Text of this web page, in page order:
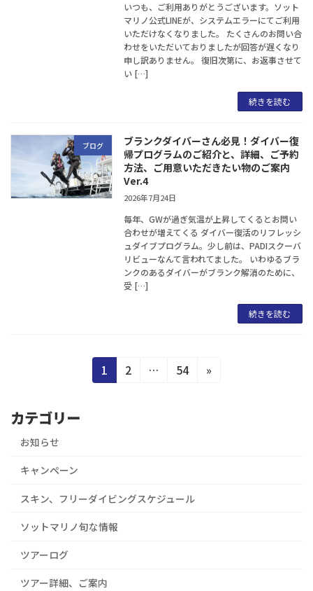
いつも、ご利用ありがとうございます。ソット
マリノ公式LINEが、システムエラーにてご利用
いただけなくなりました。 たくさんのお問い合
わせをいただいておりましたが回答が遅くなり
申し訳ありません。 復旧次第に、お返事させて
い […]
続きを読む
ブログ
ブランクダイバーさん必見！ダイバー復
帰プログラムのご紹介と、詳細、ご予約
方法、ご用意いただきたい物のご案内
Ver.4
2026年7月24日
毎年、GWが過ぎ気温が上昇してくるとお問い
合わせが増えてくる ダイバー復活のリフレッシ
ュダイブプログラム。少し前は、PADIスクーバ
リビューなんて言われてました。 いわゆるブラ
ンクのあるダイバーがブランク解消のために、
受 […]
続きを読む
の
ペ
ー
ジ
送
り
固
定
1
固
2 …
固
54 »
カテゴリー
お知らせ
キャンぺーン
スキン、フリーダイビングスケジュール
ソットマリノ旬な情報
ツアーログ
ツアー詳細、ご案内